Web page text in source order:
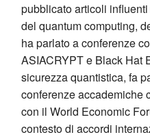
pubblicato articoli
del quantum computing,
ha parlato a conferenze
ASIACRYPT e Black Hat
sicurezza quantistica, fa
conferenze accademiche
con il World Economic
contesto di accordi